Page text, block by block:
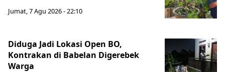
Jumat, 7 Agu 2026 - 22:10
Diduga Jadi Lokasi Open BO,
Kontrakan di Babelan Digerebek
Warga